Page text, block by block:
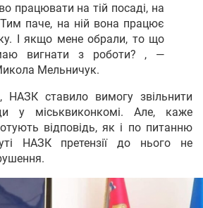
працювати на тій посаді, на
паче, на ній вона працює
І якщо мене обрали, то що
вигнати з роботи? , —
Мельничук.
НАЗК ставило вимогу звільнити
у міськвиконкомі. Але, каже
відповідь, як і по питанню
НАЗК претензії до нього не